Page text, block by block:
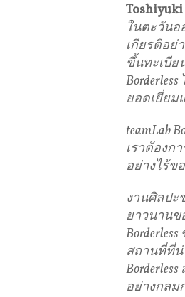
ในตะวัน
เกียรติอย่
ขึ้นทะเบีย
ยอดเยี่ยม
teamLab
เราต้องก
อย่างไร้ข
งานศิลปะ
ยาวนานข
สถานที่ที่น่
อย่างกลม